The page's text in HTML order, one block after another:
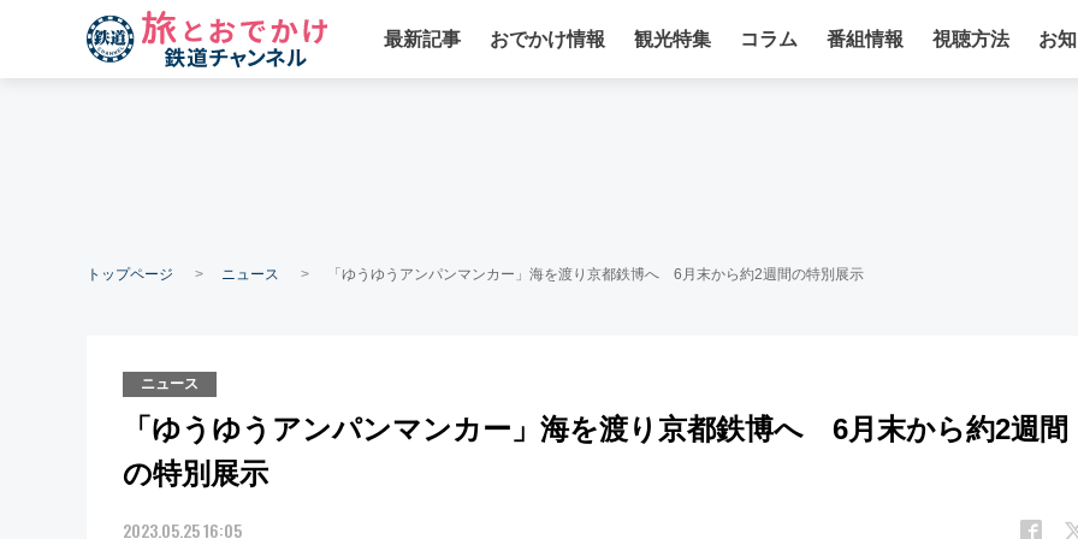
最新記事 おでかけ情報 観光特集 コラム 番組情報 視聴方法 お
トップページ ニュース 「ゆうゆうアンパンマンカー」海を渡り京都鉄博へ 6月末から約2週間の特別展示
ニュース
「ゆうゆうアンパンマンカー」海を渡り京都鉄博へ 6月末から約2週間
の特別展示
2023.05.25 16:05